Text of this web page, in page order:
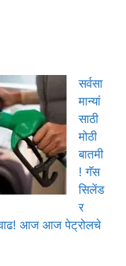
सर्वसा
मान्यां
साठी
मोठी
बातमी
! गॅस
सिलेंड
र
वाढ! आज आज पेट्रोलचे